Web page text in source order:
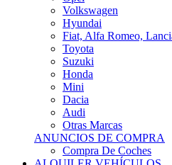
Hyundai
Fiat, Alfa Romeo,
Toyota
Suzuki
Honda
Mini
Dacia
Audi
Otras Marcas
ANUNCIOS DE COMPRA
Compra De Coches
ALQUILER VEHÍCULOS
ALQUILER VEHÍCULOS